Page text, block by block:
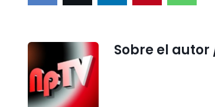
Sobre el autor